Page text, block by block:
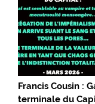
Francis Cousin :
terminale du